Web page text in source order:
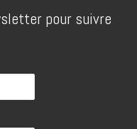
pour suivre